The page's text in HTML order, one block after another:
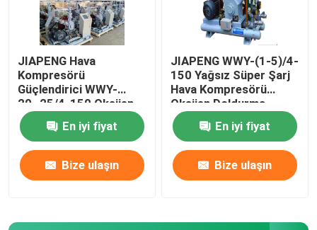
JIAPENG Hava
Kompresörü
Güçlendirici WWY-
20~25/4-150 Oksijen
Doldurma İçin Yağsız
Süper şarj cihazı
En iyi fiyat
Bize ulaşın
JIAPENG WWY-(1-5)/4-
150 Yağsız Süper Şarj
Hava Kompresörü
Oksijen Doldurma
En iyi fiyat
Bize ulaşın